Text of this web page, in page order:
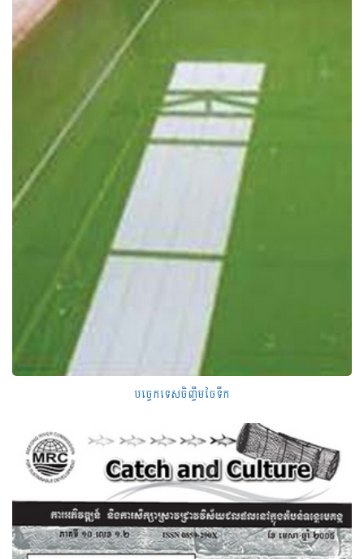
បច្ចេកទេសចិញ្ចឹមចៃទឹក